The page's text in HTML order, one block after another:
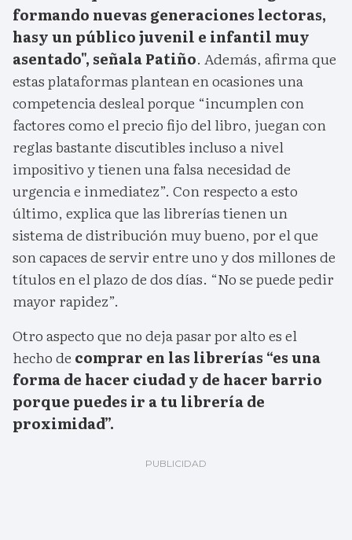
formando nuevas generaciones lectoras,
hasy un público juvenil e infantil muy
asentado", señala Patiño. Además, afirma que
estas plataformas plantean en ocasiones una
competencia desleal porque “incumplen con
factores como el precio fijo del libro, juegan con
reglas bastante discutibles incluso a nivel
impositivo y tienen una falsa necesidad de
urgencia e inmediatez”. Con respecto a esto
último, explica que las librerías tienen un
sistema de distribución muy bueno, por el que
son capaces de servir entre uno y dos millones de
títulos en el plazo de dos días. “No se puede pedir
mayor rapidez”.
Otro aspecto que no deja pasar por alto es el
hecho de comprar en las librerías “es una
forma de hacer ciudad y de hacer barrio
porque puedes ir a tu librería de
proximidad”.